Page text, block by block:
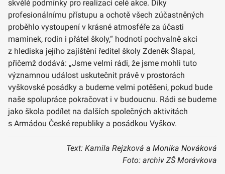
skvělé podmínky pro realizaci celé akce. Díky
profesionálnímu přístupu a ochotě všech zúčastněných
proběhlo vystoupení v krásné atmosféře za účasti
maminek, rodin i přátel školy,“ hodnotí pochvalně akci
z hlediska jejího zajištění ředitel školy Zdeněk Šlapal,
přičemž dodává: „Jsme velmi rádi, že jsme mohli tuto
významnou událost uskutečnit právě v prostorách
vyškovské posádky a budeme velmi potěšeni, pokud bude
naše spolupráce pokračovat i v budoucnu. Rádi se budeme
jako škola podílet na dalších společných aktivitách
s Armádou České republiky a posádkou Vyškov.
Text: Kamila Rejzková a Monika Nováková
Foto: archiv ZŠ Morávkova